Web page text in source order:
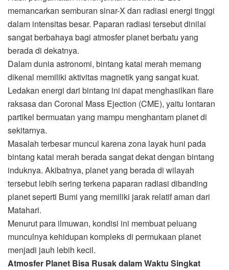
memancarkan semburan sinar-X dan radiasi energi tinggi
dalam intensitas besar. Paparan radiasi tersebut dinilai
sangat berbahaya bagi atmosfer planet berbatu yang
berada di dekatnya.
Dalam dunia astronomi, bintang katai merah memang
dikenal memiliki aktivitas magnetik yang sangat kuat.
Ledakan energi dari bintang ini dapat menghasilkan flare
raksasa dan Coronal Mass Ejection (CME), yaitu lontaran
partikel bermuatan yang mampu menghantam planet di
sekitarnya.
Masalah terbesar muncul karena zona layak huni pada
bintang katai merah berada sangat dekat dengan bintang
induknya. Akibatnya, planet yang berada di wilayah
tersebut lebih sering terkena paparan radiasi dibanding
planet seperti Bumi yang memiliki jarak relatif aman dari
Matahari.
Menurut para ilmuwan, kondisi ini membuat peluang
munculnya kehidupan kompleks di permukaan planet
menjadi jauh lebih kecil.
Atmosfer Planet Bisa Rusak dalam Waktu Singkat